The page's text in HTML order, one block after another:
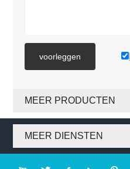
voorleggen
MEER PRODUCTEN
MEER DIENSTEN